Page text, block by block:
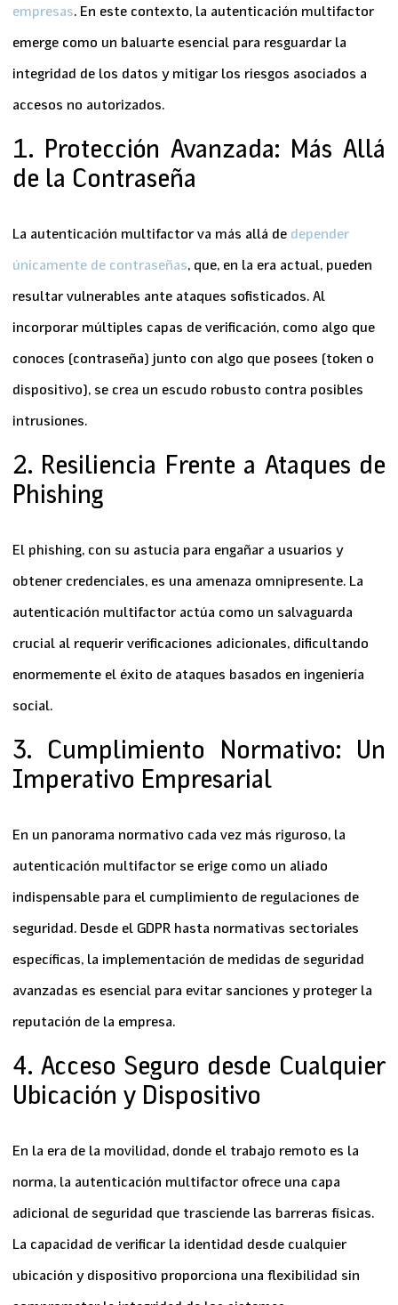
empresas. En este contexto, la autenticación multifactor
emerge como un baluarte esencial para resguardar la
integridad de los datos y mitigar los riesgos asociados a
accesos no autorizados.
1. Protección Avanzada: Más Allá
de la Contraseña
La autenticación multifactorva más allá de depender
únicamente de contraseñas, que, en la era actual, pueden
resultar vulnerables ante ataques sofisticados. Al
incorporar múltiples capas de verificación, como algo que
conoces (contraseña) junto con algo que posees (token o
dispositivo), se crea un escudo robusto contra posibles
intrusiones.
2. Resiliencia Frente a Ataques de
Phishing
El phishing, con su astucia para engañar a usuarios y
obtener credenciales, es una amenaza omnipresente. La
autenticación multifactoractúa como un salvaguarda
crucial al requerir verificaciones adicionales, dificultando
enormemente el éxito de ataques basados en ingeniería
social.
3. Cumplimiento Normativo: Un
Imperativo Empresarial
En un panorama normativo cada vez más riguroso, la
autenticación multifactorse erige como un aliado
indispensable para el cumplimiento de regulaciones de
seguridad. Desde el GDPR hasta normativas sectoriales
específicas, la implementación de medidas de seguridad
avanzadas es esencial para evitar sanciones y proteger la
reputación de la empresa.
4. Acceso Seguro desde Cualquier
Ubicación y Dispositivo
En la era de la movilidad, donde el trabajo remoto es la
norma, la autenticación multifactorofrece una capa
adicional de seguridad que trasciende las barreras físicas.
La capacidad de verificar la identidad desde cualquier
ubicación y dispositivo proporciona una flexibilidad sin